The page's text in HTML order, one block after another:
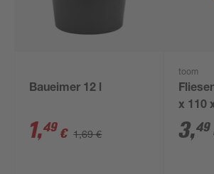
Baueimer 12 l
1,49 € 1,69 €
toom
x 110
3,49